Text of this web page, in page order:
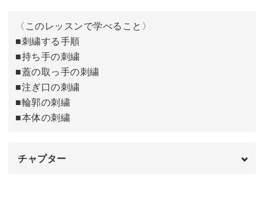
茶色のサンドイッチの具の刺繍をする
茶色のスコーンの刺繍をする
カップケーキのラズベリーの刺繍をする
ケーキのラズベリーの刺繍をする
おわりに 18:15
〈このレッスンで学べること〉
■刺繍する手順
■持ち手の刺繍
■蓋の取っ手の刺繍
■注ぎ口の刺繍
■輪郭の刺繍
■本体の刺繍
チャプター